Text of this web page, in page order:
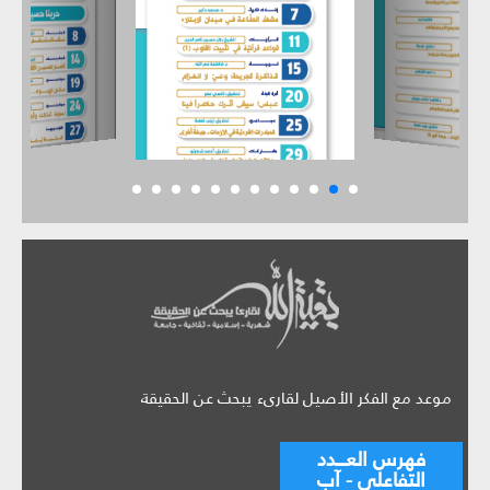
موعد مع الفكر الأصيل لقارىء يبحث عن الحقيقة
فهرس العـــدد
التفاعلي - آب